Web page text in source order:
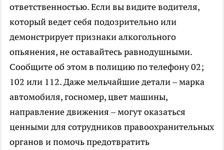
ответственностью. Если вы видите водителя,
который ведет себя подозрительно или
демонстрирует признаки алкогольного
опьянения, не оставайтесь равнодушными.
Сообщите об этом в полицию по телефону 02;
102 или 112. Даже мельчайшие детали – марка
автомобиля, госномер, цвет машины,
направление движения – могут оказаться
ценными для сотрудников правоохранительных
органов и помочь предотвратить